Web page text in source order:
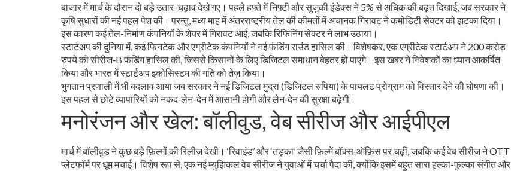
बाजार में मार्च के दौरान दो बड़े उतार-चढ़ाव देखे गए। पहले हफ़्ते में निफ़्टी और सुजुकी इंडेक्स ने 5% से अधिक की बढ़त दिखाई, जब सरकार ने
कृषि सुधारों की नई पहल पेश की। परन्तु, मध्य माह में अंतरराष्ट्रीय तेल की कीमतों में अचानक गिरावट ने कमोडिटी सेक्टर को झटका दिया।
इस कारण कई तेल-निर्माण कंपनियों के शेयर में गिरावट आई, जबकि रिफिनिंग सेक्टर ने लाभ उठाया।
स्टार्टअप की दुनिया में, कई फिनटेक और एग्रीटेक कंपनियों ने नई फंडिंग राउंड हासिल की। विशेषकर, एक एग्रीटेक स्टार्टअप ने 200 करोड़
रुपये की सीरीज‑B फंडिंग हासिल की, जिससे किसानों के लिए डिजिटल समाधान बेहतर हो पाएंगे। इस खबर ने निवेशकों का ध्यान आकर्षित
किया और भारत में स्टार्टअप इकोसिस्टम की गति को तेज़ किया।
भुगतान प्रणाली में भी बदलाव आया जब सरकार ने नई डिजिटल मुद्रा (डिजिटल रुपिया) के पायलट प्रोग्राम को विस्तार देने की घोषणा की।
इस पहल से छोटे व्यापारियों को नकद‑लेन-देन में आसानी होगी और लेन‑देन की सुरक्षा बढ़ेगी।
मनोरंजन और खेल: बॉलीवुड, वेब सीरीज और आईपीएल
मार्च में बॉलीवुड ने कुछ बड़े फ़िल्मों की रिलीज़ देखी। ‘रिवाइंड’ और ‘तड़का’ जैसी फ़िल्में बॉक्स‑ऑफ़िस पर चढ़ीं, जबकि कई वेब सीरीज ने OTT
प्लेटफॉर्म पर धूम मचाई। विशेष रूप से, एक नई म्युझिकल वेब सीरीज ने युवाओं में चर्चा पैदा की, क्योंकि इसमें बहुत सारा हल्का-फुल्का संगीत और